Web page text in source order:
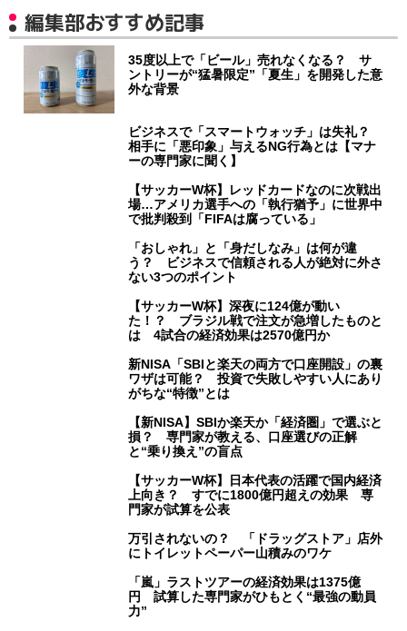
編集部おすすめ記事
35度以上で「ビール」売れなくなる？ サ
ントリーが“猛暑限定”「夏生」を開発した意
外な背景
ビジネスで「スマートウォッチ」は失礼？
相手に「悪印象」与えるNG行為とは【マナ
ーの専門家に聞く】
【サッカーW杯】レッドカードなのに次戦出
場…アメリカ選手への「執行猶予」に世界中
で批判殺到「FIFAは腐っている」
「おしゃれ」と「身だしなみ」は何が違
う？ ビジネスで信頼される人が絶対に外さ
ない3つのポイント
【サッカーW杯】深夜に124億が動い
た！？ ブラジル戦で注文が急増したものと
は 4試合の経済効果は2570億円か
新NISA「SBIと楽天の両方で口座開設」の裏
ワザは可能？ 投資で失敗しやすい人にあり
がちな“特徴”とは
【新NISA】SBIか楽天か「経済圏」で選ぶと
損？ 専門家が教える、口座選びの正解
と“乗り換え”の盲点
【サッカーW杯】日本代表の活躍で国内経済
上向き？ すでに1800億円超えの効果 専
門家が試算を公表
万引されないの？ 「ドラッグストア」店外
にトイレットペーパー山積みのワケ
「嵐」ラストツアーの経済効果は1375億
円 試算した専門家がひもとく“最強の動員
力”